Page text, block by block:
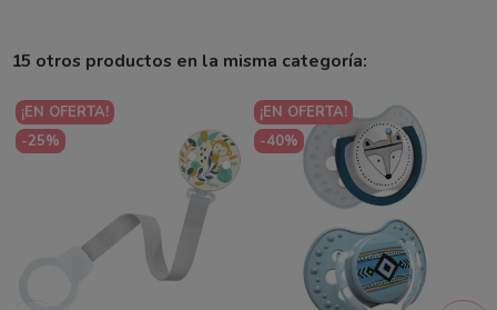
15 otros productos en la misma categoría:
¡EN OFERTA!
-25%
¡EN OFERTA!
-40%